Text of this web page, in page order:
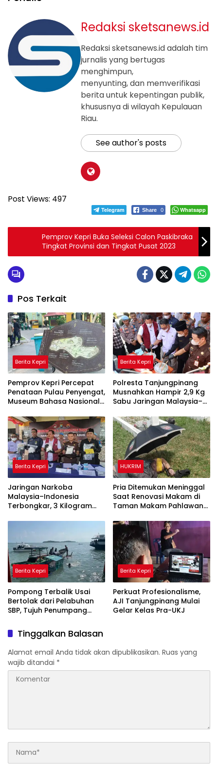
Redaksi sketsanews.id
Redaksi sketsanews.id adalah tim
jurnalis yang bertugas
menghimpun,
menyunting, dan memverifikasi
berita untuk kepentingan publik,
khususnya di wilayah Kepulauan
Riau.
See author's posts
Post Views: 497
Telegram Share 0 Whatsapp
Pemprov Kepri Buka Seleksi Calon Paskibraka
Tingkat Provinsi dan Tingkat Pusat 2023
Pos Terkait
Berita Kepri
Pemprov Kepri Percepat
Penataan Pulau Penyengat,
Museum Bahasa Nasional
Berita Kepri
Polresta Tanjungpinang
Musnahkan Hampir 2,9 Kg
Sabu Jaringan Malaysia–
Ribuan Jiwa
Berita Kepri
Jaringan Narkoba
Malaysia–Indonesia
Terbongkar, 3 Kilogram
Lewat Tanjungpinang
HUKRIM
Pria Ditemukan Meninggal
Saat Renovasi Makam di
Taman Makam Pahlawan
Berita Kepri
Pompong Terbalik Usai
Bertolak dari Pelabuhan
SBP, Tujuh Penumpang
Satpolairud dan KPLP
Berita Kepri
Perkuat Profesionalisme,
AJI Tanjungpinang Mulai
Gelar Kelas Pra-UKJ
Tinggalkan Balasan
Alamat email Anda tidak akan dipublikasikan. Ruas yang
wajib ditandai *